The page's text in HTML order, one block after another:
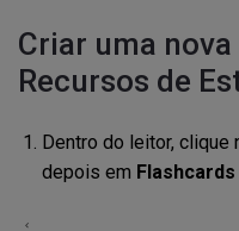
Criar uma
Recursos de
Dentro do leitor, clique
depois em Flashcards